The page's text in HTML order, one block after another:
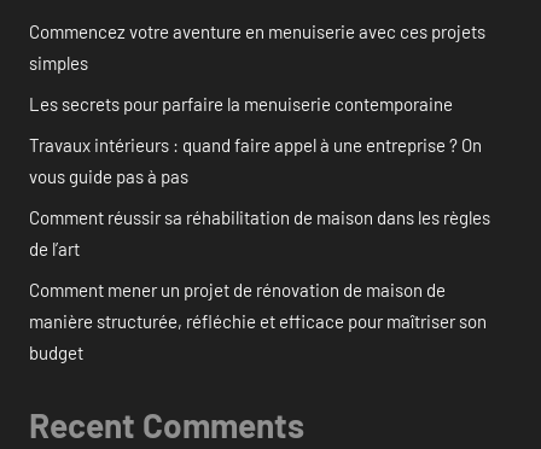
Commencez votre aventure en menuiserie avec ces projets
simples
Les secrets pour parfaire la menuiserie contemporaine
Travaux intérieurs : quand faire appel à une entreprise ? On
vous guide pas à pas
Comment réussir sa réhabilitation de maison dans les règles
de l’art
Comment mener un projet de rénovation de maison de
manière structurée, réfléchie et efficace pour maîtriser son
budget
Recent Comments